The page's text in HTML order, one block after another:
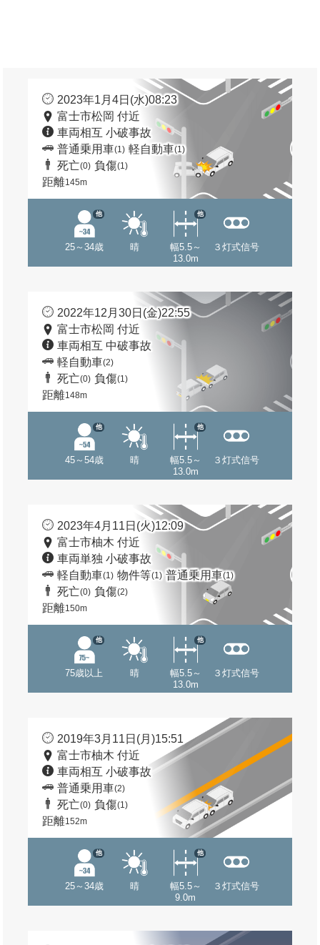
2023年1月4日(水)08:23
富士市松岡 付近
車両相互 小破事故
普通乗用車(1) 軽自動車(1)
死亡(0) 負傷(1)
距離145m
25～34歳
他
晴
幅5.5～
13.0m
他
３灯式信号
2022年12月30日(金)22:55
富士市松岡 付近
車両相互 中破事故
軽自動車(2)
死亡(0) 負傷(1)
距離148m
45～54歳
他
晴
幅5.5～
13.0m
他
３灯式信号
2023年4月11日(火)12:09
富士市柚木 付近
車両単独 小破事故
軽自動車(1) 物件等(1) 普通乗用車(1)
死亡(0) 負傷(2)
距離150m
75歳以上
他
晴
幅5.5～
13.0m
他
３灯式信号
2019年3月11日(月)15:51
富士市柚木 付近
車両相互 小破事故
普通乗用車(2)
死亡(0) 負傷(1)
距離152m
25～34歳
他
晴
幅5.5～
9.0m
他
３灯式信号